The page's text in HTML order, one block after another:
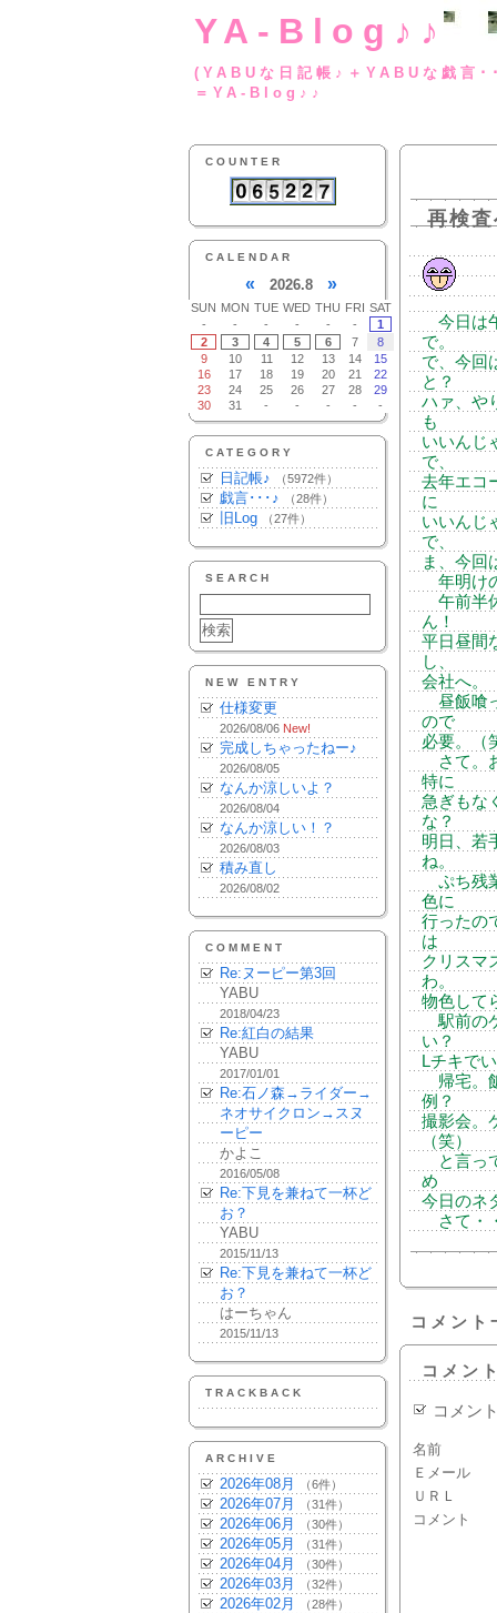
YA-Blog♪♪
(YABUな日記帳♪
＝YA-Blog♪♪
COUNTER
CALENDAR
« 2026.8 »
SUN MON TUE WED THU FRI SAT
-
- - - - -
1
2
3 4 5 6 7
8
9
10 11 12 13 14
15
16
17 18 19 20 21
22
23
24 25 26 27 28
29
30
31 - - - - -
CATEGORY
日記帳♪ （5972件）
戯言･･･♪ （28件）
旧Log （27件）
SEARCH
NEW ENTRY
仕様変更
2026/08/06 New!
完成しちゃったねー♪
2026/08/05
なんか涼しいよ？
2026/08/04
なんか涼しい！？
2026/08/03
積み直し
2026/08/02
COMMENT
Re:ヌーピー第3回
YABU
2018/04/23
Re:紅白の結果
YABU
2017/01/01
Re:石ノ森→ライダー→
ネオサイクロン→スヌ
ーピー
かよこ
2016/05/08
Re:下見を兼ねて一杯ど
お？
YABU
2015/11/13
Re:下見を兼ねて一杯ど
お？
はーちゃん
2015/11/13
TRACKBACK
ARCHIVE
2026年08月 （6件）
2026年07月 （31件）
2026年06月 （30件）
2026年05月 （31件）
2026年04月 （30件）
2026年03月 （32件）
2026年02月 （28件）
再検
今日は
で。
で、今回
と？
ハァ、や
も
いいんじ
で、
去年エコ
に
いいんじ
で、
ま、今回
年明け
午前半
ん！
平日昼間
し、
会社へ。
昼飯喰
ので
必要。（
さて。
特に
急ぎもな
な？
明日、若
ね。
ぷち残
色に
行ったの
は
クリスマ
わ。
物色して
駅前の
い？
Lチキで
帰宅。
例？
撮影会。
（笑）
と言っ
め
今日のネ
さて・
コメント
コメン
コメン
名前
Ｅメール
ＵＲＬ
コメント